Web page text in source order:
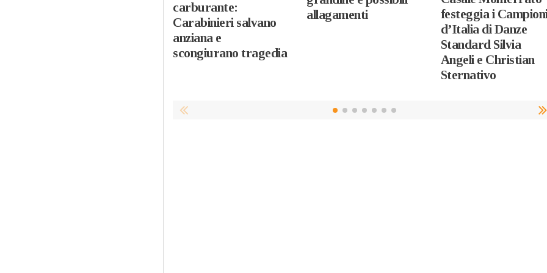
carburante:
Carabinieri salvano
anziana e
scongiurano tragedia
allagamenti
festeggia i
d’Italia di Danze
Standard Silvia
Angeli e Christian
Sternativo